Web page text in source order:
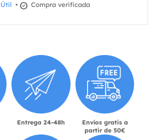
Útil • Compra verificada
Entrega 24-48h
Envíos gratis a
partir de 50€